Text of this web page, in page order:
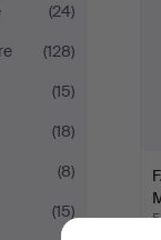
(24)
(128)
(15)
(18)
(8)
(15)